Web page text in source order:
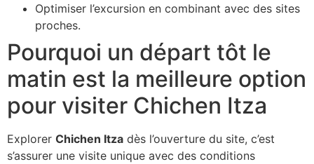
Optimiser l’excursion en combinant avec des sites
proches.
Pourquoi un départ tôt le
matin est la meilleure option
pour visiter Chichen Itza
Explorer Chichen Itza dès l’ouverture du site, c’est
s’assurer une visite unique avec des conditions